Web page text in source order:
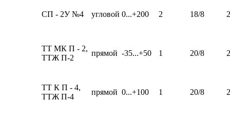
СП - 2У №4 угловой 0...+200 2 18/8
ТТ МК П - 2,
ТТЖ П-2
прямой -35...+50 1 20/8
ТТ К П - 4,
ТТЖ П-4
прямой 0...+100 1 20/8